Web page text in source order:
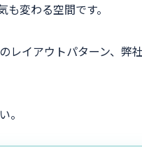
変わる空間です。
イアウトパターン、
。